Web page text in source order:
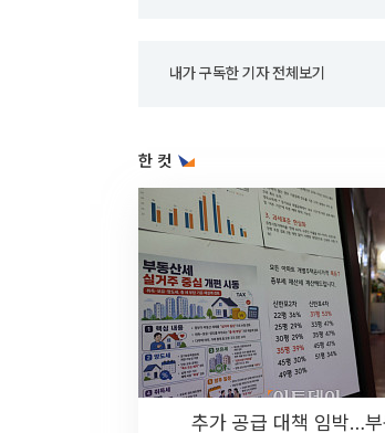
내가 구독한 기자 전체보기
한 컷
추가 공급 대책 임박…